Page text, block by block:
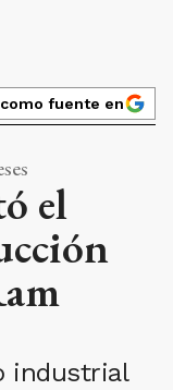
fuente en
el
industrial